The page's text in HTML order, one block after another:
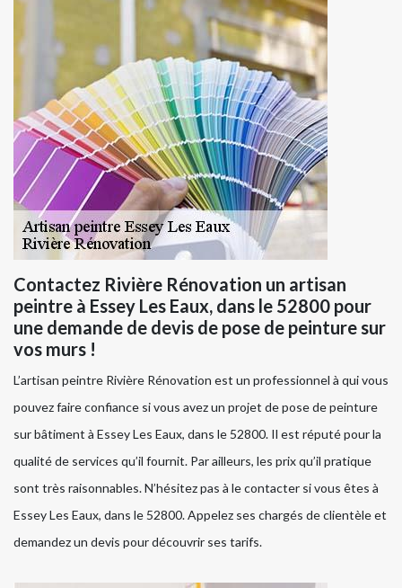
Contactez Rivière Rénovation un artisan
peintre à Essey Les Eaux, dans le 52800 pour
une demande de devis de pose de peinture sur
vos murs !
L’artisan peintre Rivière Rénovation est un professionnel à qui vous
pouvez faire confiance si vous avez un projet de pose de peinture
sur bâtiment à Essey Les Eaux, dans le 52800. Il est réputé pour la
qualité de services qu’il fournit. Par ailleurs, les prix qu’il pratique
sont très raisonnables. N’hésitez pas à le contacter si vous êtes à
Essey Les Eaux, dans le 52800. Appelez ses chargés de clientèle et
demandez un devis pour découvrir ses tarifs.